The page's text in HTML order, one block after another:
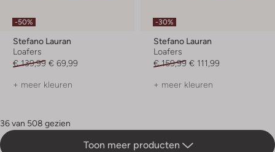
-50%
Stefano Lauran
Loafers
€ 139,99 € 69,99
+ meer kleuren
-30%
Stefano Lauran
Loafers
€ 159,99 € 111,99
+ meer kleuren
36 van 508 gezien
Toon meer producten